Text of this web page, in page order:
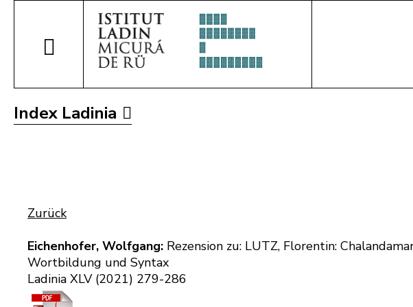
Index Ladinia
Zurück
Eichenhofer, Wolfgang: Rezension zu: LUTZ, Florentin:
Wortbildung und Syntax
Ladinia XLV (2021) 279-286